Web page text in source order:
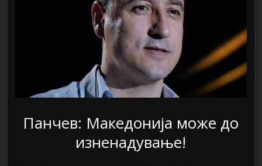
Панчев: Македонија може до
изненадување!